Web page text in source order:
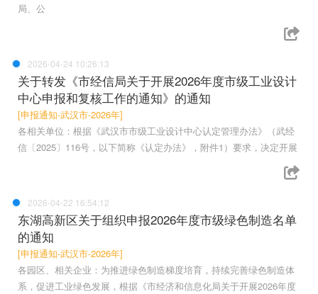
局、公
2026-04-24 10:26:13
关于转发《市经信局关于开展2026年度市级工业设计
中心申报和复核工作的通知》的通知
[申报通知-武汉市-2026年]
各相关单位：根据《武汉市市级工业设计中心认定管理办法》（武经
信〔2025〕116号，以下简称《认定办法》，附件1）要求，决定开展
2026-04-22 16:54:12
东湖高新区关于组织申报2026年度市级绿色制造名单
的通知
[申报通知-武汉市-2026年]
各园区、相关企业：为推进绿色制造梯度培育，持续完善绿色制造体
系，促进工业绿色发展，根据《市经济和信息化局关于开展2026年度